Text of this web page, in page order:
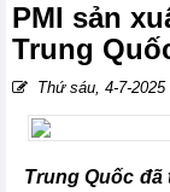
PMI sản
Trung
Thứ sáu, 4-7-2025
Trung Quốc đã